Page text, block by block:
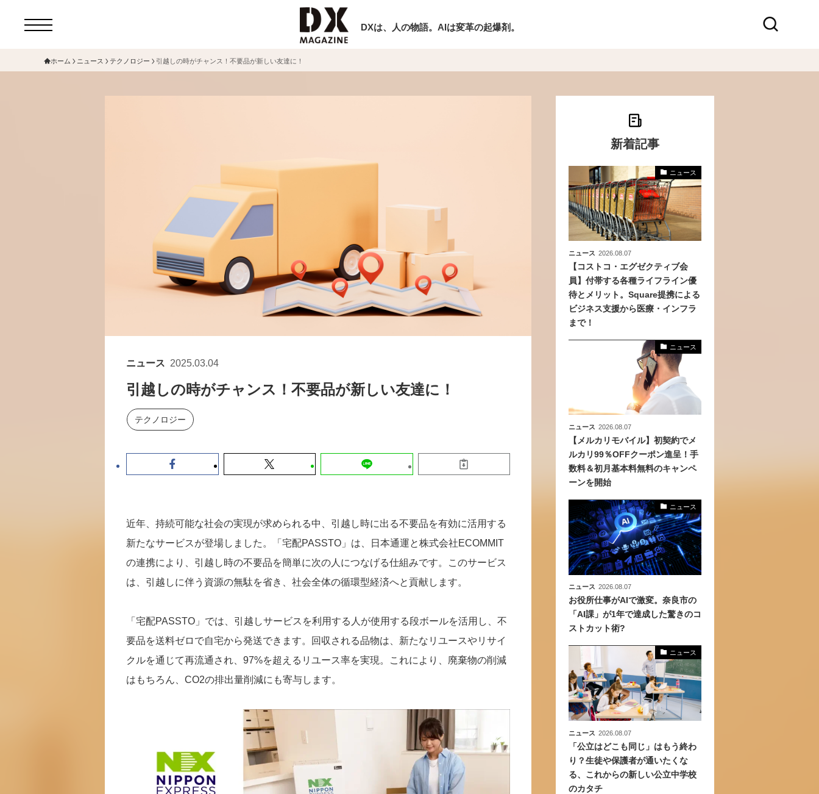
DXは、人の物語。AIは変革の起爆剤。
特集
お問い合わせ
個人情報保護法について
運営会社
採用情報
【8/12開催】「イノベーションを数値化
DX「SouSou」に学ぶ資金調達・巻き込
みのリアル～
2026-06-10
セミナー
【9/30開催】AIで何でもできる時代に、
なぜ「DX人財」というキャリアが求めら
ホーム ニュース テクノロジー 引越しの時がチャンス！不要品が新しい友達に！
ニュース 2025.03.04
引越しの時がチャンス！不要品が新しい友達に！
テクノロジー
近年、持続可能な社会の実現が求められる中、引越し時に出る不要品を有効に活用する
新たなサービスが登場しました。「宅配PASSTO」は、日本通運と株式会社ECOMMIT
の連携により、引越し時の不要品を簡単に次の人につなげる仕組みです。このサービス
は、引越しに伴う資源の無駄を省き、社会全体の循環型経済へと貢献します。
「宅配PASSTO」では、引越しサービスを利用する人が使用する段ボールを活用し、不
要品を送料ゼロで自宅から発送できます。回収される品物は、新たなリユースやリサイ
クルを通じて再流通され、97%を超えるリユース率を実現。これにより、廃棄物の削減
はもちろん、CO2の排出量削減にも寄与します。
新着記事
ニュース
ニュース 2026.08.07
【コストコ・エグゼクティブ会
員】付帯する各種ライフライン優
待とメリット。Square提携による
ビジネス支援から医療・インフラ
まで！
ニュース
ニュース 2026.08.07
【メルカリモバイル】初契約でメ
ルカリ99％OFFクーポン進呈！手
数料＆初月基本料無料のキャンペ
ーンを開始
ニュース
ニュース 2026.08.07
お役所仕事がAIで激変。奈良市の
「AI課」が1年で達成した驚きのコ
ストカット術?
ニュース
ニュース 2026.08.07
「公立はどこも同じ」はもう終わ
り？生徒や保護者が通いたくな
る、これからの新しい公立中学校
のカタチ